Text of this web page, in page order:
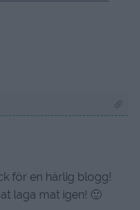
för en härlig blogg!
laga mat igen! 🙂